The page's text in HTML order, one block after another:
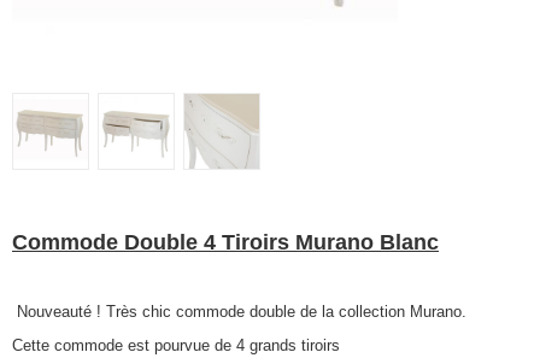
Commode Double 4 Tiroirs Murano Blanc
Nouveauté ! Très chic commode double de la collection Murano.
Cette commode est pourvue de 4 grands tiroirs